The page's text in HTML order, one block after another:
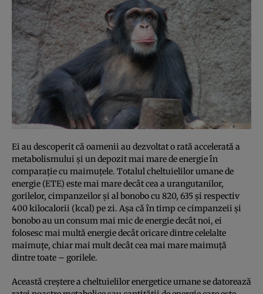
Ei au descoperit că oamenii au dezvoltat o rată accelerată a
metabolismului şi un depozit mai mare de energie în
comparaţie cu maimuţele. Totalul cheltuielilor umane de
energie (ETE) este mai mare decât cea a urangutanilor,
gorilelor, cimpanzeilor şi al bonobo cu 820, 635 şi respectiv
400 kilocalorii (kcal) pe zi. Aşa că în timp ce cimpanzeii şi
bonobo au un consum mai mic de energie decât noi, ei
folosesc mai multă energie decât oricare dintre celelalte
maimuţe, chiar mai mult decât cea mai mare maimuţă
dintre toate – gorilele.
Această creştere a cheltuielilor energetice umane se datorează